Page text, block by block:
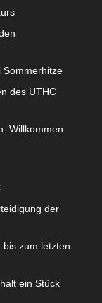
Sommerhitze
des UTHC
Willkommen
der
zum letzten
ein Stück